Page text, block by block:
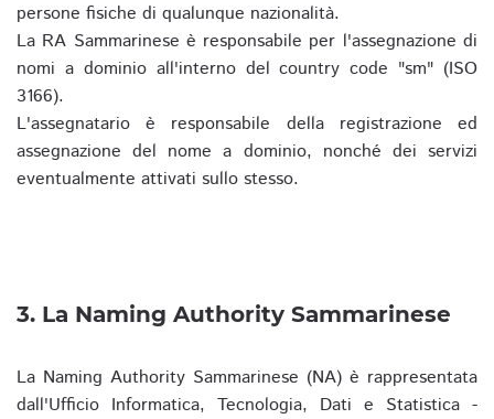
persone fisiche di qualunque nazionalità.
La RA Sammarinese è responsabile per l'assegnazione di
nomi a dominio all'interno del country code "sm" (ISO
3166).
L'assegnatario è responsabile della registrazione ed
assegnazione del nome a dominio, nonché dei servizi
eventualmente attivati sullo stesso.
3. La Naming Authority Sammarinese
La Naming Authority Sammarinese (NA) è rappresentata
dall'Ufficio Informatica, Tecnologia, Dati e Statistica -